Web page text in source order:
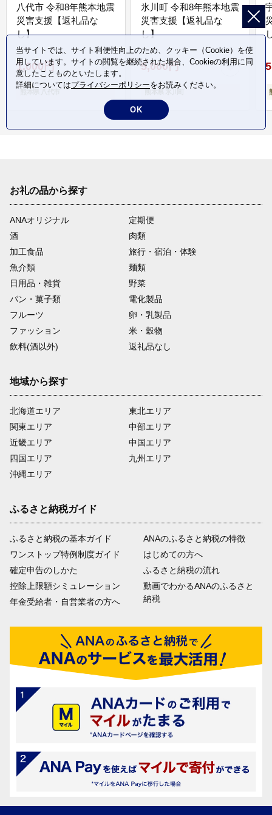
八代市 令和8年熊本地震
災害支援【返礼品な
し】
1,000円
氷川町 令和8年熊本地震
災害支援【返礼品な
し】
5,000円
お礼の品から探す
ANAオリジナル
定期便
酒
肉類
加工食品
旅行・宿泊・体験
魚介類
麺類
日用品・雑貨
野菜
パン・菓子類
電化製品
フルーツ
卵・乳製品
ファッション
米・穀物
飲料(酒以外)
返礼品なし
地域から探す
北海道エリア
関東エリア
近畿エリア
四国エリア
沖縄エリア
東北エリア
中部エリア
中国エリア
九州エリア
ふるさと納税ガイド
ふるさと納税の基本ガイド
ワンストップ特例制度ガイド
確定申告のしかた
控除上限額シミュレーション
年金受給者・自営業者の方へ
ANAのふるさと納税の特徴
はじめての方へ
ふるさと納税の流れ
動画でわかるANAのふるさと
納税
当サイトでは、サイト利便性向上のため、クッキー（Cookie）を使
用しています。サイトの閲覧を継続された場合、Cookieの利用に同
意したことものといたします。
詳細についてはプライバシーポリシーをお読みください。
OK